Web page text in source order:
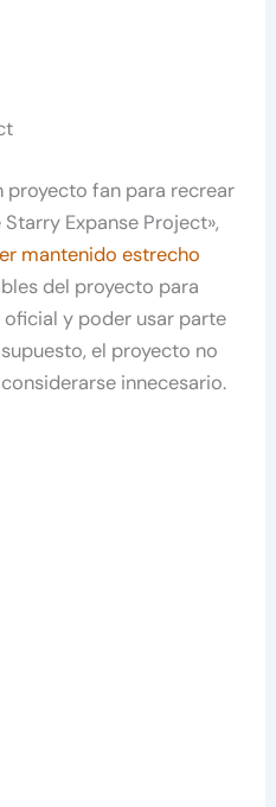
proyecto fan para recrear
Expanse Project»,
mantenido estrecho
del proyecto para
y poder usar parte
el proyecto no
innecesario.